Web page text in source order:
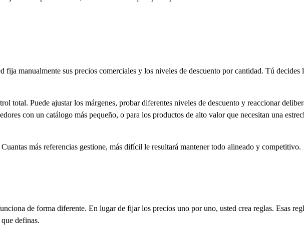
fija manualmente sus precios comerciales y los niveles de descuento por cantidad. Tú
total. Puede ajustar los márgenes, probar diferentes niveles de descuento y reaccionar
con un catálogo más pequeño, o para los productos de alto valor que necesitan una
más referencias gestione, más difícil le resultará mantener todo alineado y competitivo.
de forma diferente. En lugar de fijar los precios uno por uno, usted crea reglas. Esas
definas.